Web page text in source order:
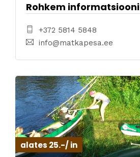
Rohkem informatsiooni
+372 5814 5848
info@matkapesa.ee
alates 25.-/ in